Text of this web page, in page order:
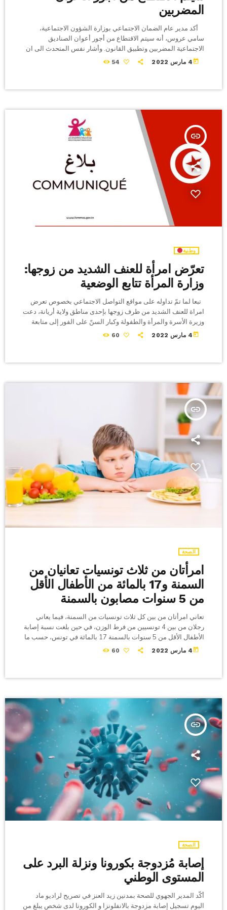
المضربين
أكد مدير عام الضمان الاجتماعي بوزارة الشؤون الاجتماعية،
سامي عروس، أنه سيتم الاقتطاع من أجور أعوان الصناديق
الاجتماعية المضربين وتطبيق القانون. وأشار نفس المتحدث الى ان
للاضراب قواعد محددة و لا يمكن ان يكون اعتباطيا . جاء ذلك على
today 4 مارس 2022 54
insert_link
وطنية
تعرّض امرأة للعنف الشديد من زوجها:
وزارة المرأة تتابع الوضعية
تبعا لما تمّ تداوله على مواقع التواصل الاجتماعي بخصوص تعرض
امراة للعنف الشديد من طرف زوجها بإحدى مناطق ولاية أريانة، دعت
وزيرة الأسرة والمرأة والطفولة وكبار السنّ على الفور إلى متابعة
الوضعيّة بالتنسيق مع الجهات الأمنيّة والقضائيّة والاجتماعيّة لتأمين
بأريانة، يضم مندوب حماية الطفولة ورئيسة مصلحة شؤون المرأة
today4 مارس 2022 60
insert_link
الصحة
امرأتان من ثلاث تونسيات تعانيان من
السمنة و17 بالمائة من الأطفال الأقل
من 5 سنوات مصابون بالسمنة
تعاني امرأتان من بين كل ثلاث تونسيات من السمنة، فيما يعاني
رجلان من بين 4 تونسيين من فرط الوزن، في حين بلغت نسبة إصابة
الأطفال الأقل من 5 سنوات بالسمنة 17 بالمائة في تونس، حسب ما
أكدته الدكتورة شيراز الباجي رئيسة قسم التكوين والإعلام بالمعهد
تصاعد من 4.5 بالمائة سنة […]
today 4 مارس 2022 60
insert_link
الصحة
إصابة مُزدوجة بكورونا ونزلة البرد على
المستوى الوطني
أكّد المدير الجهوي للصحة بمدنين زيد العنز في تصريح لراديو ماد
اليوم تسجيل إصابة مزدوجة بالانفلونزا و الكورونا لدى شخص يبلغ من